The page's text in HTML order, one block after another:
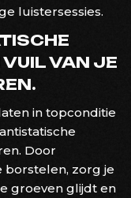
luistersessies.
VAN JE
in topconditie
Door
borstelen, zorg je
groeven glijdt en